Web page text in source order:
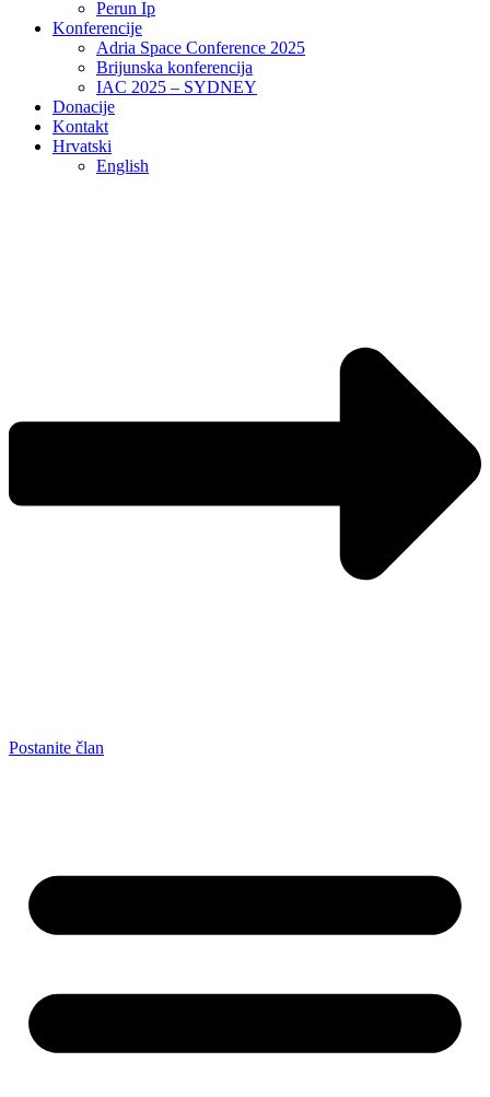
Perun Ip
Konferencije
Adria Space Conference 2025
Brijunska konferencija
IAC 2025 – SYDNEY
Donacije
Kontakt
Hrvatski
English
Postanite član